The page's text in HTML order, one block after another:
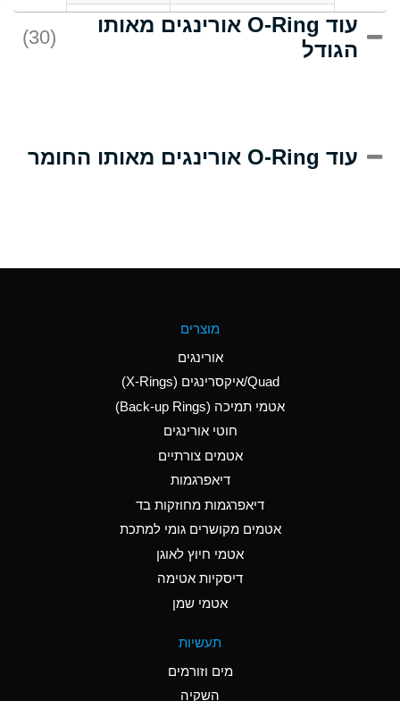
Acrlylonitrile
D
Adipic Acid
(Aqueous)
Aluminum Nitrate
(Aqueous)
Aluminum Phosphate
Ammonia Anhydrous
B
Ammonia Gas (cold)
A
Ammonia Gas (hot)
עוד O-Ring אורינגים מאותו
הגודל
(30)
עוד O-Ring אורינגים מאותו החומר
מוצרים
אורינגים
Quad/איקסרינגים (X-Rings)
אטמי תמיכה (Back-up Rings)
חוטי אורינגים
אטמים צורתיים
דיאפרגמות
דיאפרגמות מחוזקות בד
אטמים מקושרים גומי למתכת
אטמי חיוץ לאוגן
דיסקיות אטימה
אטמי שמן
תעשיות
מים וזורמים
השקיה